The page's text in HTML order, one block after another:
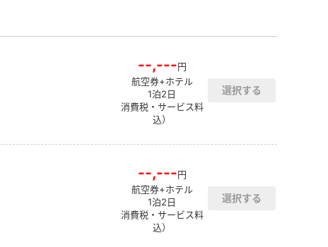
--,---円
航空券+ホテル
1泊2日
消費税・サービス料
込）
--,---円
航空券+ホテル
1泊2日
消費税・サービス料
込）